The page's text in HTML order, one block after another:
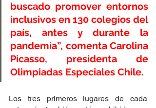
buscado promover entornos
inclusivos en 130 colegios del
país, antes y durante la
pandemia”, comenta Carolina
Picasso, presidenta de
Olimpiadas Especiales Chile.
Los tres primeros lugares de cada